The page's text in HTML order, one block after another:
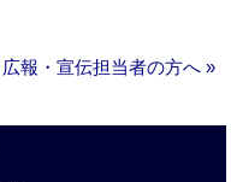
広報・宣伝担当者の方へ »